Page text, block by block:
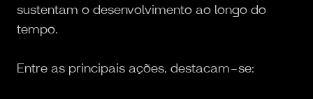
sustentam o desenvolvimento ao longo do
tempo.
Entre as principais ações, destacam-se: